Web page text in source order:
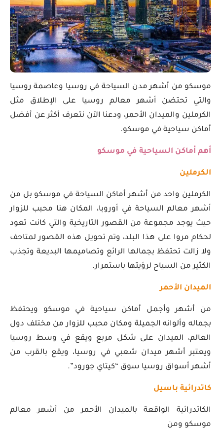
موسكو من أشهر مدن السياحة في روسيا وعاصمة روسيا
والتي تحتضن أشهر معالم روسيا على الإطلاق مثل
الكرملين والميدان الأحمر، ودعنا الآن نتعرف أكثر عن أفضل
أماكن سياحية في موسكو.
أهم أماكن السياحية في موسكو
الكرملين
الكرملين واحد من أشهر أماكن السياحة في موسكو بل من
أشهر معالم السياحة في أوروبا، المكان هنا محبب للزوار
حيث يوجد مجموعة من القصور التاريخية والتي كانت تعود
لحكام مروا على هذا البلد، وتم تحويل هذه القصور لمتاحف
ولا زالت تحتفظ بجمالها الرائع وتصاميمها البديعة وتجذب
الكثير من السياح لرؤيتها باستمرار.
الميدان الأحمر
من أشهر وأجمل أماكن سياحية في موسكو ويحتفظ
بجماله وألوانه الجميلة ومكان محبب للزوار من مختلف دول
العالم، الميدان على شكل مربع ويقع في وسط روسيا
ويعتبر أشهر ميدان شعبي في روسيا، ويقع بالقرب من
أشهر أسواق روسيا سوق “كيتاي جورود”.
كاتدرائية باسيل
الكاتدرائية الواقعة بالميدان الأحمر من أشهر معالم
موسكو ومن